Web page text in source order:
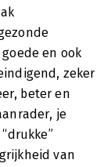
en ook
zeker
beter en
je
van